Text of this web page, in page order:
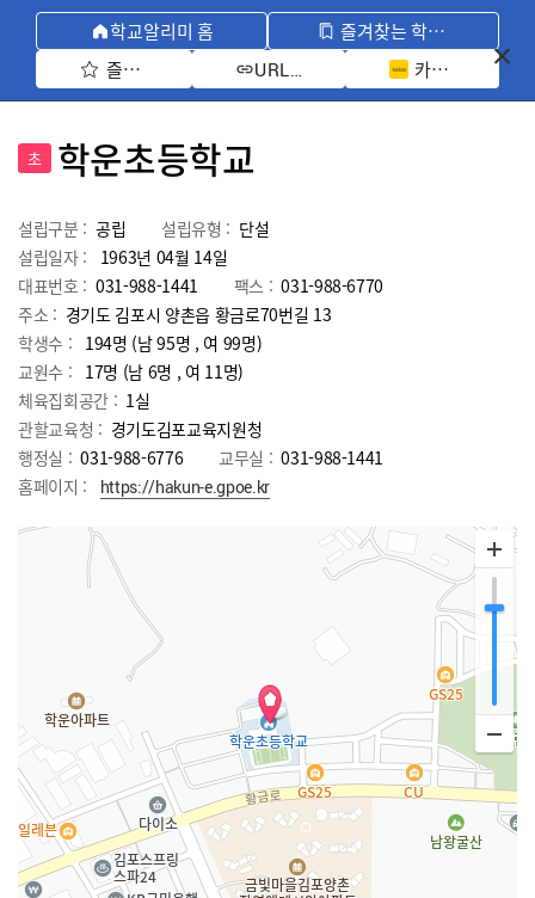
학교알리미 홈
즐겨찾는 학교 모아보기
즐겨찾기 선택
URL 복사 카카오톡 공유
초 학운초등학교
설립구분 : 공립 설립유형 : 단설
설립일자 :
1963년 04월 14일
대표번호 : 031-988-1441 팩스 : 031-988-6770
주소 : 경기도 김포시 양촌읍 황금로70번길 13
학생수 : 194명 (남 95명 , 여 99명)
교원수 : 17명 (남 6명 , 여 11명)
체육집회공간 : 1실
관할교육청 : 경기도김포교육지원청
행정실 : 031-988-6776 교무실 : 031-988-1441
홈페이지 :
https://hakun-e.gpoe.kr